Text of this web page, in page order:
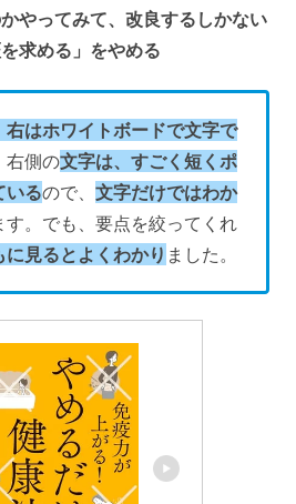
やってみて、改良するしかない
求める」をやめる
右はホワイトボードで文字で
右側の文字は、すごく短くポ
いるので、文字だけではわか
す。でも、要点を絞ってくれ
に見るとよくわかり ました。